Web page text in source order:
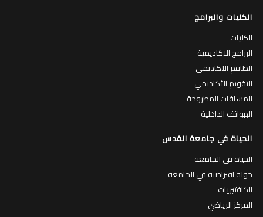
الكليات والبرامج
الكليات
البرامج الاكاديمية
الطاقم الاكاديمي
التقويم الأكاديمي
المساقات المطروحة
الهواتف الداخلية
الحياة في جامعة القدس
الحياة في الجامعة
جولة افتراضية في الجامعة
الكافتيريات
المركز الرياضي